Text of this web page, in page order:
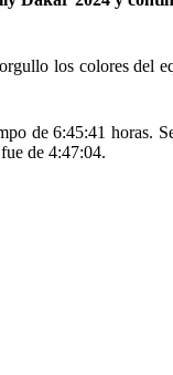
los colores
de 6:45:41 horas.
de 4:47:04.